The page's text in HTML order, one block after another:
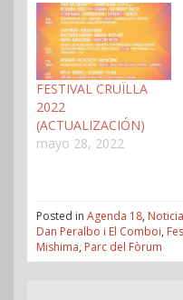
FESTIVAL CRUÏLLA
2022
(ACTUALIZACIÓN)
mayo 28, 2022
Posted in Agenda 18,
Dan Peralbo i El Comboi,
Mishima, Parc del Fòrum